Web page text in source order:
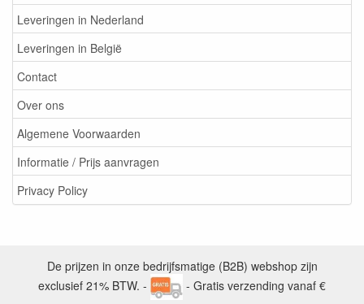
Leveringen in Nederland
Leveringen in België
Contact
Over ons
Algemene Voorwaarden
Informatie / Prijs aanvragen
Privacy Policy
De prijzen in onze bedrijfsmatige (B2B) webshop zijn
exclusief 21% BTW. -
- Gratis verzending vanaf €